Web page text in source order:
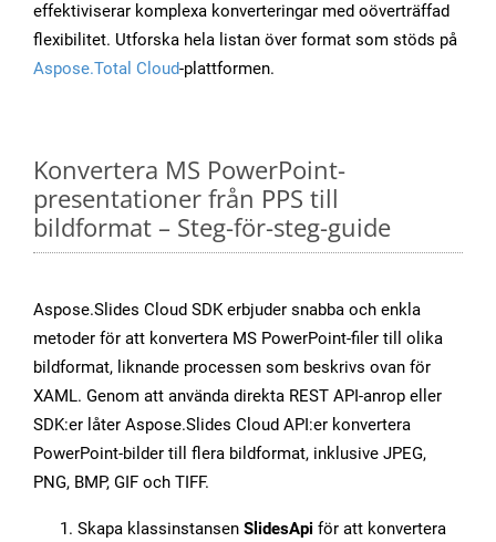
effektiviserar komplexa konverteringar med oöverträffad
flexibilitet. Utforska hela listan över format som stöds på
Aspose.Total Cloud-plattformen.
Konvertera MS PowerPoint-
presentationer från PPS till
bildformat – Steg-för-steg-guide
Aspose.Slides Cloud SDK erbjuder snabba och enkla
metoder för att konvertera MS PowerPoint-filer till olika
bildformat, liknande processen som beskrivs ovan för
XAML. Genom att använda direkta REST API-anrop eller
SDK:er låter Aspose.Slides Cloud API:er konvertera
PowerPoint-bilder till flera bildformat, inklusive JPEG,
PNG, BMP, GIF och TIFF.
Skapa klassinstansen SlidesApi för att konvertera